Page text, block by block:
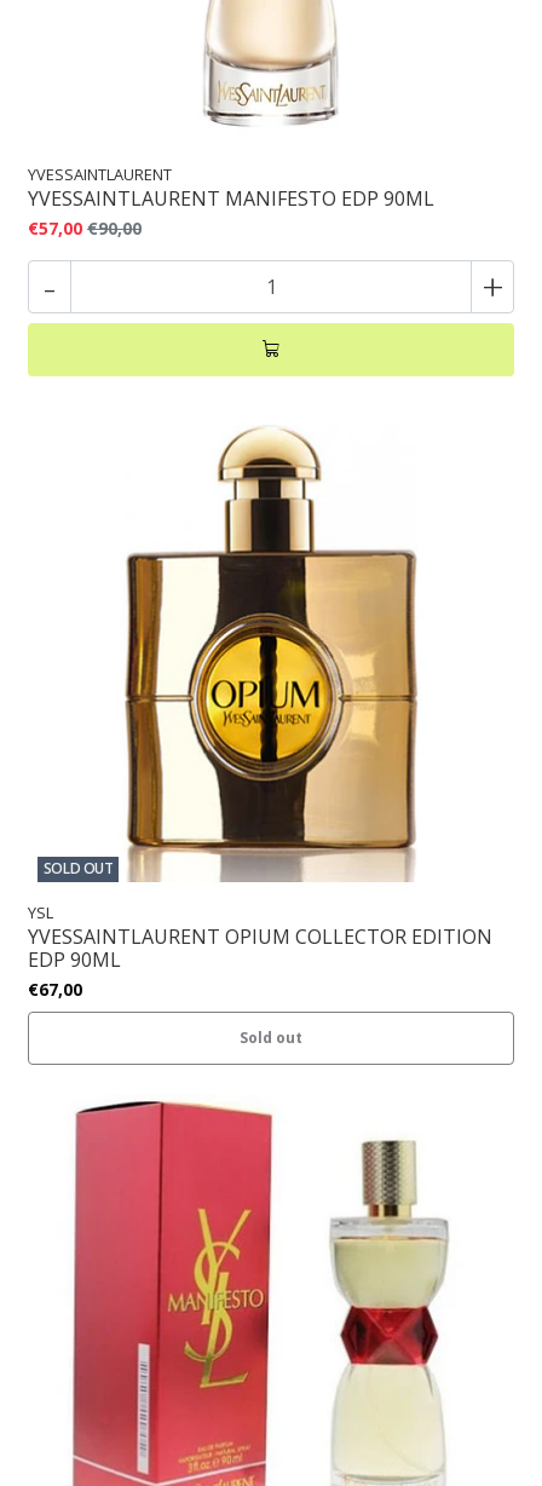
YVESSAINTLAURENT
YVESSAINTLAURENT MANIFESTO EDP 90ML
€57,00 €90,00
- +
SOLD OUT
YSL
YVESSAINTLAURENT OPIUM COLLECTOR EDITION
EDP 90ML
€67,00
Sold out